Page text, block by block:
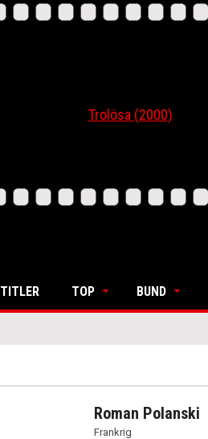
Trolösa (2000)
TITLER TOP BUND
Roman Polanski
Frankrig